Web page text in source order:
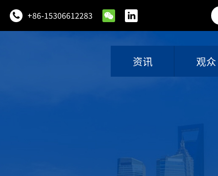
+86-15306612283
资讯 观众